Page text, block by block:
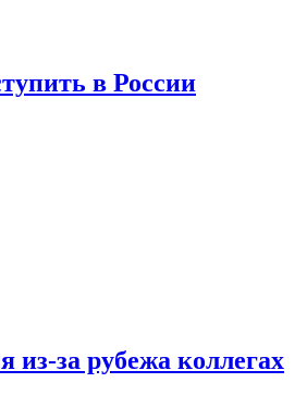
в России
из-за рубежа коллегах